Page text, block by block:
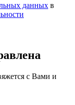
данных в
с Вами и